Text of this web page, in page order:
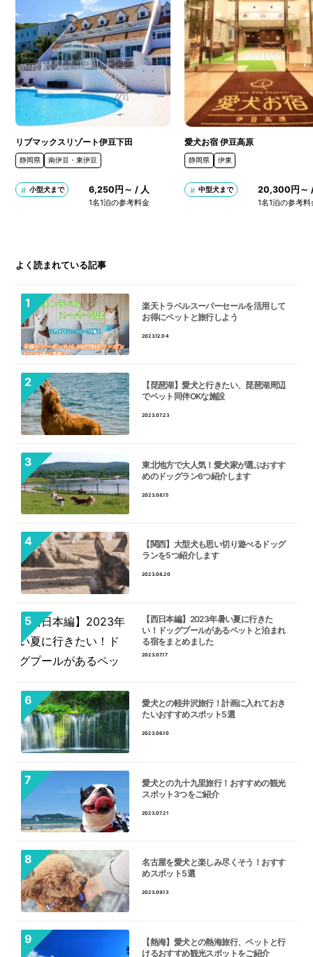
リブマックスリゾート伊豆下田
静岡県 南伊豆・東伊豆
小型犬まで 6,250円～ / 人
1名1泊の参考料金
愛犬お宿 伊豆高原
静岡県 伊東
中型犬まで 20,300円～
1名1泊の参考料
よく読まれている記事
楽天トラベルスーパーセールを活用して
お得にペットと旅行しよう
2023.12.04
【琵琶湖】愛犬と行きたい、琵琶湖周辺
でペット同伴OKな施設
2023.07.23
東北地方で大人気！愛犬家が選ぶおすす
めのドッグラン6つ紹介します
2023.08.15
【関西】大型犬も思い切り遊べるドッグ
ランを5つ紹介します
2023.08.20
【西日本編】2023年暑い夏に行きた
い！ドッグプールがあるペットと泊まれ
る宿をまとめました
2023.07.17
愛犬との軽井沢旅行！計画に入れておき
たいおすすめスポット5選
2023.06.10
愛犬との九十九里旅行！おすすめの観光
スポット3つをご紹介
2023.07.21
名古屋を愛犬と楽しみ尽くそう！おすす
めスポット5選
2023.09.13
【熱海】愛犬との熱海旅行、ペットと行
けるおすすめ観光スポットをご紹介